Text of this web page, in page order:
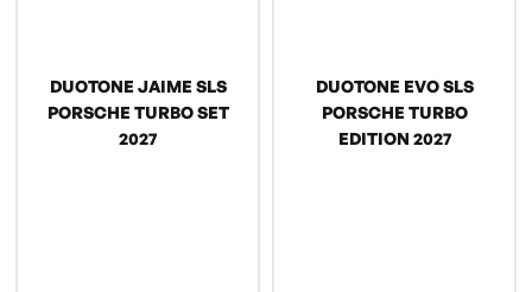
DUOTONE JAIME SLS
PORSCHE TURBO SET
2027
DUOTONE EVO SLS
PORSCHE TURBO
EDITION 2027